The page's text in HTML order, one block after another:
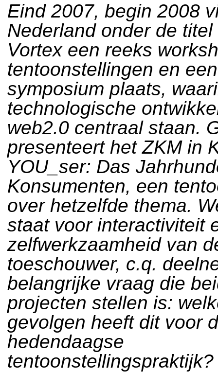
Eind 2007, begin 2008
Nederland onder de titel
Vortex een reeks
tentoonstellingen en een
symposium plaats,
technologische
web2.0 centraal staan.
presenteert het ZKM in
YOU_ser: Das
Konsumenten, een
over hetzelfde thema.
staat voor interactiviteit
zelfwerkzaamheid van
toeschouwer, c.q.
belangrijke vraag die
projecten stellen is:
gevolgen heeft dit voor
hedendaagse
tentoonstellingspraktijk?